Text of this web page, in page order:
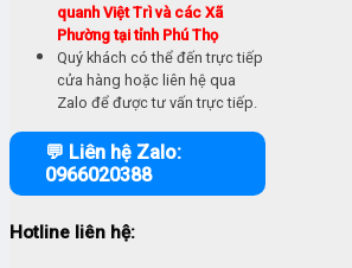
quanh Việt Trì và các Xã
Phường tại tỉnh Phú Thọ
Quý khách có thể đến trực tiếp
cửa hàng hoặc liên hệ qua
Zalo để được tư vấn trực tiếp.
💬 Liên hệ Zalo:
0966020388
Hotline liên hệ: